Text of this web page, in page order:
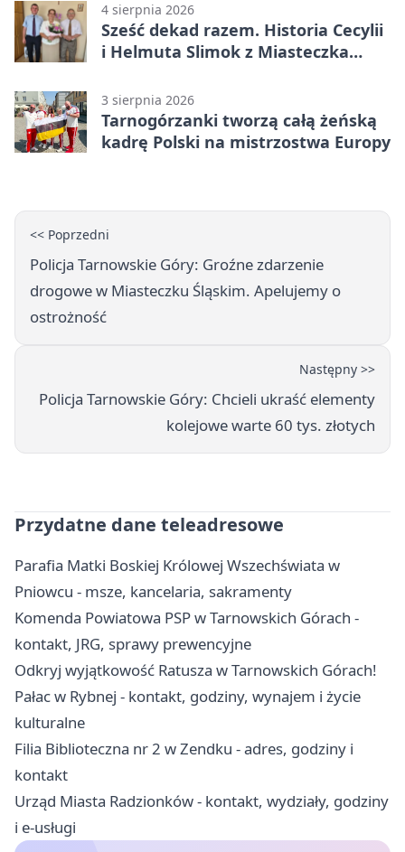
4 sierpnia 2026
Sześć dekad razem. Historia Cecylii
i Helmuta Slimok z Miasteczka
3 sierpnia 2026
Tarnogórzanki tworzą całą żeńską
kadrę Polski na mistrzostwa Europy
<< Poprzedni
Policja Tarnowskie Góry: Groźne zdarzenie
drogowe w Miasteczku Śląskim. Apelujemy o
ostrożność
Następny >>
Policja Tarnowskie Góry: Chcieli ukraść elementy
kolejowe warte 60 tys. złotych
Przydatne dane teleadresowe
Parafia Matki Boskiej Królowej Wszechświata w
Pniowcu - msze, kancelaria, sakramenty
Komenda Powiatowa PSP w Tarnowskich Górach -
kontakt, JRG, sprawy prewencyjne
Odkryj wyjątkowość Ratusza w Tarnowskich Górach!
Pałac w Rybnej - kontakt, godziny, wynajem i życie
kulturalne
Filia Biblioteczna nr 2 w Zendku - adres, godziny i
kontakt
Urząd Miasta Radzionków - kontakt, wydziały, godziny
i e-usługi